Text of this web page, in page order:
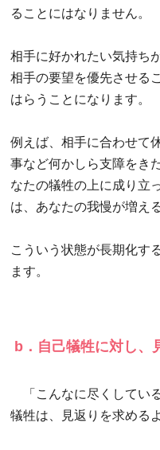
ることにはなりません。
相手に好かれたい気持ち
相手の要望を優先させる
はらうことになります。
例えば、相手に合わせて
事など何かしら支障をき
なたの犠牲の上に成り立
は、あなたの我慢が増え
こういう状態が長期化す
ます。
b．自己犠牲に対し、
「こんなに尽くしてい
犠牲は、見返りを求める